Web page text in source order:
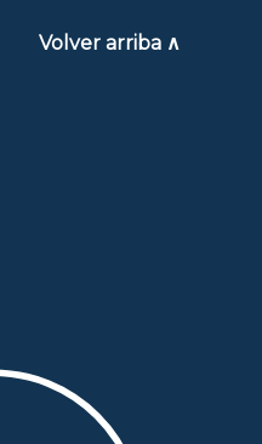
Volver arriba ∧